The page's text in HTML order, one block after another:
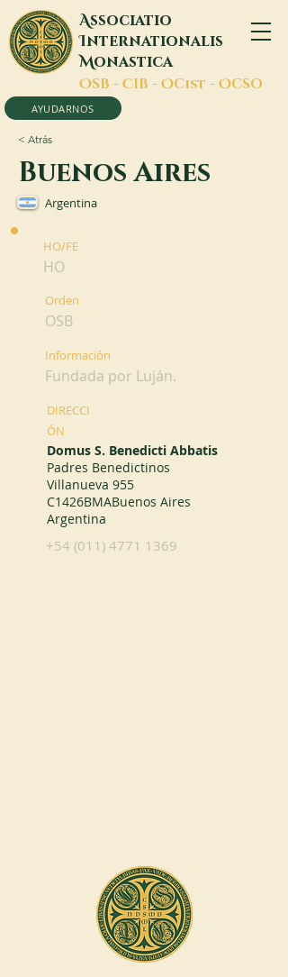
Associatio
Internationalis
Monastica
OSB - CIB - OCist - OCSO
AYUDARNOS
< Atrás
Buenos Aires
Argentina
HO/FE
HO
Orden
OSB
Información
Fundada por Luján.
DIRECCI
ÓN
Domus S. Benedicti Abbatis
Padres Benedictinos
Villanueva 955
C1426BMABuenos Aires
Argentina
+54 (011) 4771 1369